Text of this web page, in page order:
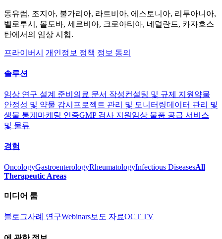
동유럽, 조지아, 불가리아, 라트비아, 에스토니아, 리투아니아,
벨로루시, 몰도바, 세르비아, 크로아티아, 네덜란드, 카자흐스
탄에서의 임상 시험.
프라이버시 개인정보 정책 정보 동의
솔루션
임상 연구 설계 준비 의료 문서 작성컨설팅 및 규제 지원 약물
안정성 및 약물 감시 프로젝트 관리 및 모니터링데이터 관리 및
생물 통계 마케팅 인증GMP 검사 지원 임상 물품 공급 서비스
및 물류
경험
OncologyGastroenterologyRheumatologyInfectious DiseasesAll
Therapeutic Areas
미디어 룸
블로그사례 연구Webinars보도 자료OCT TV